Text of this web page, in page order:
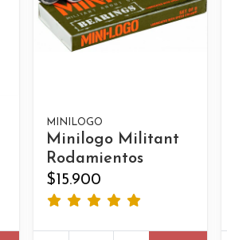
MINILOGO
Minilogo Militant
Rodamientos
$15.900